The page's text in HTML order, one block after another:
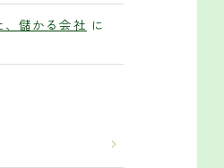
儲かる会社 に